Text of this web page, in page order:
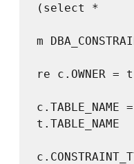
(select *
m
re c.OWNER =
c.TABLE_NAME =
t.TABLE_NAME